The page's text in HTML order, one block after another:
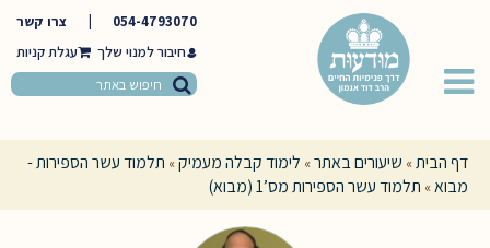
054-4793070
צרו קשר
חיבור למנוי שלך
דף הבית» שיעורים באתר» לימוד קבלה מעמיק» תלמוד עשר הספירות -
מבוא» תלמוד עשר הספירות מס’1 (מבוא)